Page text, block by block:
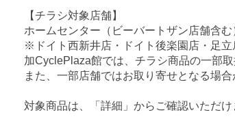
【チラシ対象店舗】
ホームセンター（ビーバートザン店舗含
※ドイト西新井店・ドイト後楽園店・足
加CyclePlaza館では、チラシ商品の一部
また、一部店舗ではお取り寄せとなる場合
対象商品は、「詳細」からご確認いただけ